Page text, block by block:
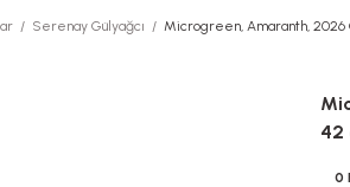
Serenay Gülyağcı Microgreen, Amaranth,
42
0